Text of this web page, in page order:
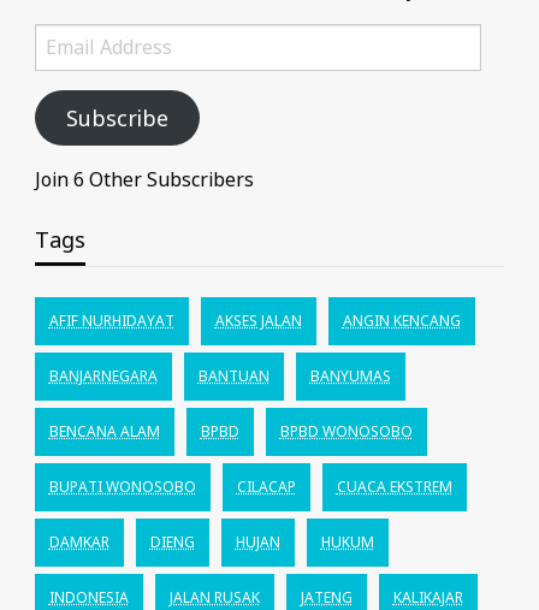
Email
Address
Subscribe
Join 6 Other Subscribers
Tags
AFIF NURHIDAYAT AKSES JALAN ANGIN KENCANG
BANJARNEGARA BANTUAN BANYUMAS
BENCANA ALAM BPBD BPBD WONOSOBO
BUPATI WONOSOBO CILACAP CUACA EKSTREM
DAMKAR DIENG HUJAN HUKUM
INDONESIA JALAN RUSAK JATENG KALIKAJAR